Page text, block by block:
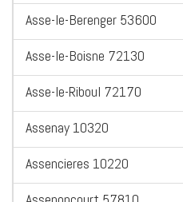
Asse-le-Berenger 53600
Asse-le-Boisne 72130
Asse-le-Riboul 72170
Assenay 10320
Assencieres 10220